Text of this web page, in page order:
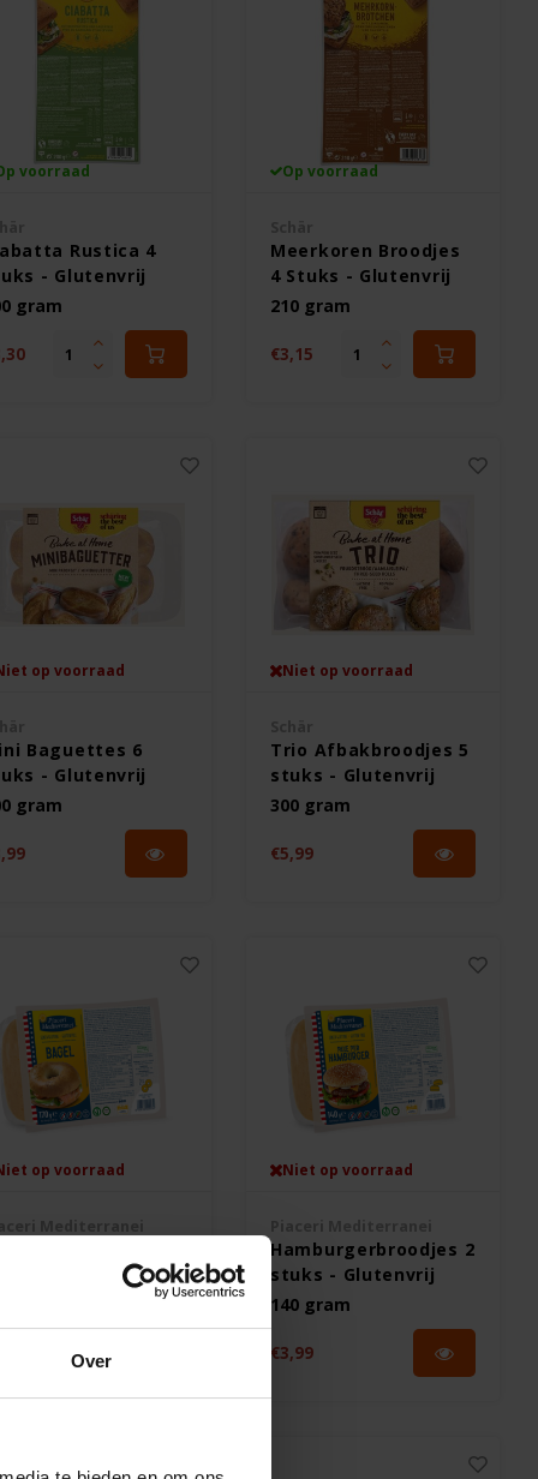
Over
voorraad
Rustica 4
- Glutenvrij
gram
Op voorraad
Meerkoren Broodjes
4 Stuks - Glutenvrij
210 gram
€3,15
op voorraad
Baguettes 6
- Glutenvrij
gram
Niet op voorraad
Trio Afbakbroodjes 5
stuks - Glutenvrij
300 gram
€5,99
op voorraad Niet op voorraad
Hamburgerbroodjes 2
stuks - Glutenvrij
140 gram
€3,99